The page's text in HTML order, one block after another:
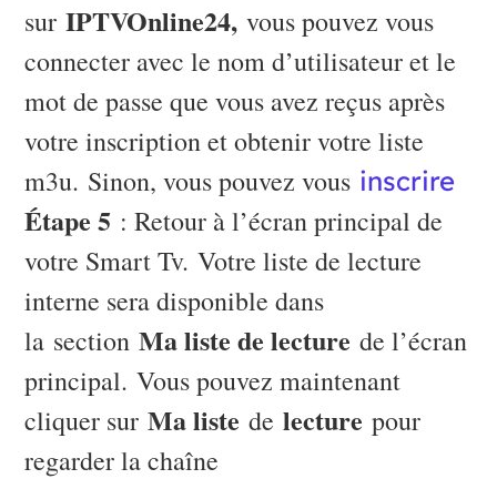
surIPTVOnline24, vous pouvez vous
connecter avec le nom d’utilisateur et le
mot de passe que vous avez reçus après
votre inscription et obtenir votre liste
m3u. Sinon, vous pouvez vous inscrire
Étape 5 : Retour à l’écran principal de
votre Smart Tv. Votre liste de lecture
interne sera disponible dans
la sectionMa liste de lecture de l’écran
principal. Vous pouvez maintenant
cliquer surMa liste delecture pour
regarder la chaîne